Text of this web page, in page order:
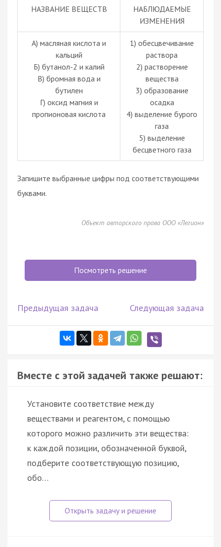
НАЗВАНИЕ ВЕЩЕСТВ
НАБЛЮДАЕМЫЕ
ИЗМЕНЕНИЯ
А) масляная кислота и
кальций
Б) бутанол-2 и калий
В) бромная вода и
бутилен
Г) оксид магния и
пропионовая кислота
1) обесцвечивание
раствора
2) растворение
вещества
3) образование
осадка
4) выделение бурого
газа
5) выделение
бесцветного газа
Запишите выбранные цифры под соответствующими
буквами.
Объект авторского права ООО «Легион»
Посмотреть решение
Предыдущая задача Следующая задача
Вместе с этой задачей также решают:
Установите соответствие между
веществами и реагентом, с помощью
которого можно различить эти вещества:
к каждой позиции, обозначенной буквой,
подберите соответствующую позицию,
обо…